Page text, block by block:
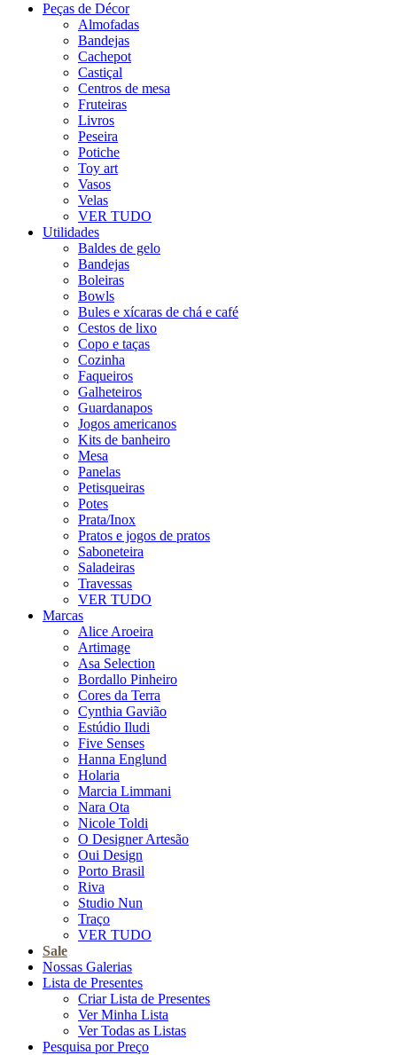
Peças de Décor
Almofadas
Bandejas
Cachepot
Castiçal
Centros de mesa
Fruteiras
Livros
Peseira
Potiche
Toy art
Vasos
Velas
VER TUDO
Utilidades
Baldes de gelo
Bandejas
Boleiras
Bowls
Bules e xícaras de chá e café
Cestos de lixo
Copo e taças
Cozinha
Faqueiros
Galheteiros
Guardanapos
Jogos americanos
Kits de banheiro
Mesa
Panelas
Petisqueiras
Potes
Prata/Inox
Pratos e jogos de pratos
Saboneteira
Saladeiras
Travessas
VER TUDO
Marcas
Alice Aroeira
Artimage
Asa Selection
Bordallo Pinheiro
Cores da Terra
Cynthia Gavião
Estúdio Iludi
Five Senses
Hanna Englund
Holaria
Marcia Limmani
Nara Ota
Nicole Toldi
O Designer Artesão
Oui Design
Porto Brasil
Riva
Studio Nun
Traço
VER TUDO
Sale
Nossas Galerias
Lista de Presentes
Criar Lista de Presentes
Ver Minha Lista
Ver Todas as Listas
Pesquisa por Preço